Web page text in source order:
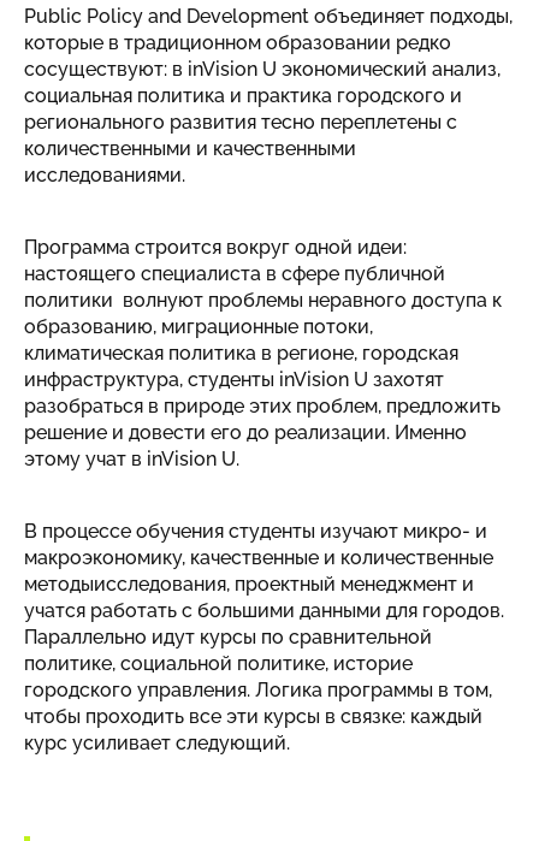
Public Policy and Development объединяет подходы,
которые в традиционном образовании редко
сосуществуют: в inVision U экономический анализ,
социальная политика и практика городского и
регионального развития тесно переплетены с
количественными и качественными
исследованиями.
Программа строится вокруг одной идеи:
настоящего специалиста в сфере публичной
политики волнуют проблемы неравного доступа к
образованию, миграционные потоки,
климатическая политика в регионе, городская
инфраструктура, студенты inVision U захотят
разобраться в природе этих проблем, предложить
решение и довести его до реализации. Именно
этому учат в inVision U.
В процессе обучения студенты изучают микро- и
макроэкономику, качественные и количественные
методыисследования, проектный менеджмент и
учатся работать с большими данными для городов.
Параллельно идут курсы по сравнительной
политике, социальной политике, историе
городского управления. Логика программы в том,
чтобы проходить все эти курсы в связке: каждый
курс усиливает следующий.